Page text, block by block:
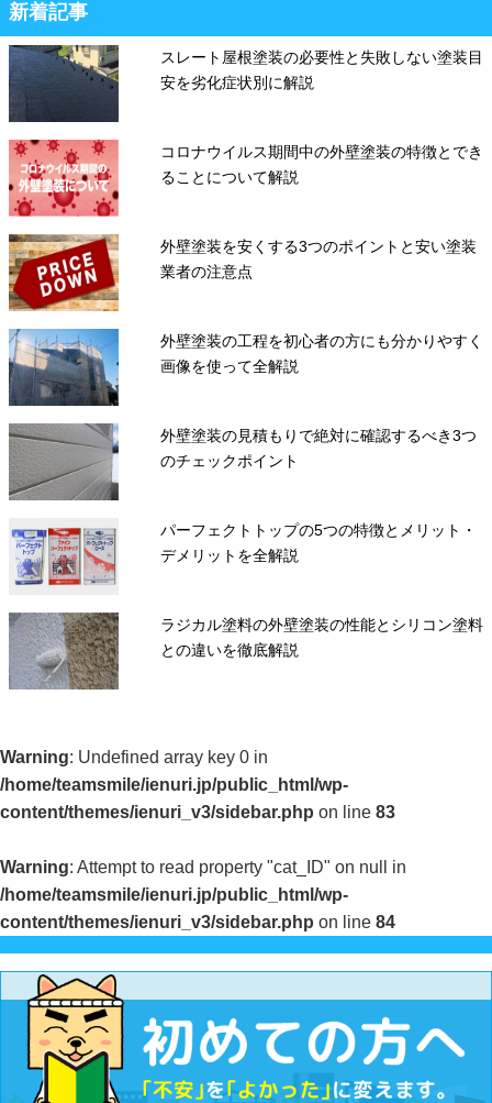
新着記事
スレート屋根塗装の必要性と失敗しない塗装目
安を劣化症状別に解説
コロナウイルス期間中の外壁塗装の特徴とでき
ることについて解説
外壁塗装を安くする3つのポイントと安い塗装
業者の注意点
外壁塗装の工程を初心者の方にも分かりやすく
画像を使って全解説
外壁塗装の見積もりで絶対に確認するべき3つ
のチェックポイント
パーフェクトトップの5つの特徴とメリット・
デメリットを全解説
ラジカル塗料の外壁塗装の性能とシリコン塗料
との違いを徹底解説
Warning: Undefined array key 0 in
/home/teamsmile/ienuri.jp/public_html/wp-
content/themes/ienuri_v3/sidebar.php on line 83
Warning: Attempt to read property "cat_ID" on null in
/home/teamsmile/ienuri.jp/public_html/wp-
content/themes/ienuri_v3/sidebar.php on line 84